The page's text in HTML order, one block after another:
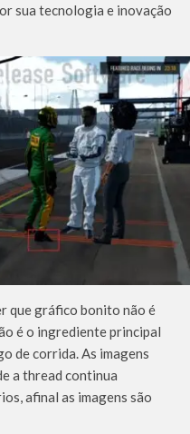
sua tecnologia e inovação
que gráfico bonito não é
é o ingrediente principal
de corrida. As imagens
a thread continua
afinal as imagens são